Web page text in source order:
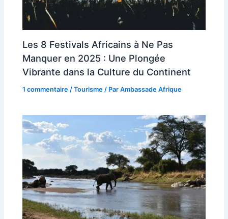
Les 8 Festivals Africains à Ne Pas
Manquer en 2025 : Une Plongée
Vibrante dans la Culture du Continent
1 commentaire /Tourisme / ParAmbassade Afrique